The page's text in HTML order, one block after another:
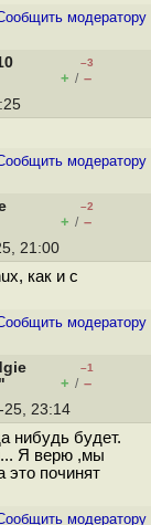
модератору
–3
+ / –
модератору
–2
+ / –
21:00
как и с
модератору
–1
+ / –
25, 23:14
нибудь будет.
Я верю ,мы
это починят
модератору